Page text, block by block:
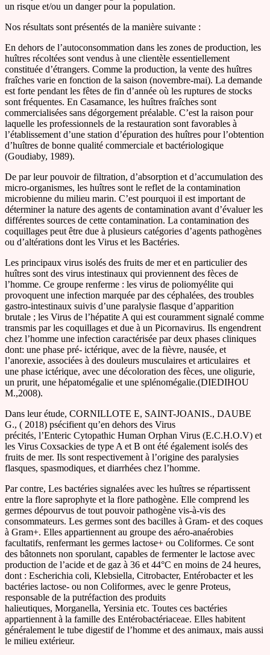
un risque et/ou un danger pour la population.
Nos résultats sont présentés de la manière suivante :
En dehors de l’autoconsommation dans les zones de production, les
huîtres récoltées sont vendus à une clientèle essentiellement
constituée d’étrangers. Comme la production, la vente des huîtres
fraîches varie en fonction de la saison (novembre-mai). La demande
est forte pendant les fêtes de fin d’année où les ruptures de stocks
sont fréquentes. En Casamance, les huîtres fraîches sont
commercialisées sans dégorgement préalable. C’est la raison pour
laquelle les professionnels de la restauration sont favorables à
l’établissement d’une station d’épuration des huîtres pour l’obtention
d’huîtres de bonne qualité commerciale et bactériologique
(Goudiaby, 1989).
De par leur pouvoir de filtration, d’absorption et d’accumulation des
micro-organismes, les huîtres sont le reflet de la contamination
microbienne du milieu marin. C’est pourquoi il est important de
déterminer la nature des agents de contamination avant d’évaluer les
différentes sources de cette contamination. La contamination des
coquillages peut être due à plusieurs catégories d’agents pathogènes
ou d’altérations dont les Virus et les Bactéries.
Les principaux virus isolés des fruits de mer et en particulier des
huîtres sont des virus intestinaux qui proviennent des fèces de
l’homme. Ce groupe renferme : les virus de poliomyélite qui
provoquent une infection marquée par des céphalées, des troubles
gastro-intestinaux suivis d’une paralysie flasque d’apparition
brutale ; les Virus de l’hépatite A qui est couramment signalé comme
transmis par les coquillages et due à un Picornavirus. Ils engendrent
chez l’homme une infection caractérisée par deux phases cliniques
dont: une phase pré- ictérique, avec de la fièvre, nausée, et
l’anorexie, associées à des douleurs musculaires et articulaires et
une phase ictérique, avec une décoloration des fèces, une oligurie,
un prurit, une hépatomégalie et une splénomégalie.(DIEDIHOU
M.,2008).
Dans leur étude, CORNILLOTE E, SAINT-JOANIS., DAUBE
G., ( 2018) psécifient qu’en dehors des Virus
précités, l’Enteric Cytopathic Human Orphan Virus (E.C.H.O.V) et
les Virus Coxsackies de type A et B ont été également isolés des
fruits de mer. Ils sont respectivement à l’origine des paralysies
flasques, spasmodiques, et diarrhées chez l’homme.
Par contre, Les bactéries signalées avec les huîtres se répartissent
entre la flore saprophyte et la flore pathogène. Elle comprend les
germes dépourvus de tout pouvoir pathogène vis-à-vis des
consommateurs. Les germes sont des bacilles à Gram- et des coques
à Gram+. Elles appartiennent au groupe des aéro-anaérobies
facultatifs, renfermant les germes lactose+ ou Coliformes. Ce sont
des bâtonnets non sporulant, capables de fermenter le lactose avec
production de l’acide et de gaz à 36 et 44°C en moins de 24 heures,
dont : Escherichia coli, Klebsiella, Citrobacter, Entérobacter et les
bactéries lactose- ou non Coliformes, avec le genre Proteus,
responsable de la putréfaction des produits
halieutiques, Morganella, Yersinia etc. Toutes ces bactéries
appartiennent à la famille des Entérobactériaceae. Elles habitent
généralement le tube digestif de l’homme et des animaux, mais aussi
le milieu extérieur.